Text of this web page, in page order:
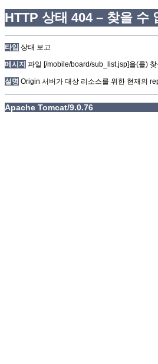
HTTP 상태 404 – 찾을 수
타입 상태 보고
메시지 파일 [/mobile/board/sub_list.jsp]을(를)
설명 Origin 서버가 대상 리소스를 위한 현재의
Apache Tomcat/9.0.76